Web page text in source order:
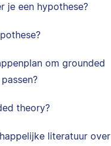
je een hypothese?
om grounded
theory?
literatuur over